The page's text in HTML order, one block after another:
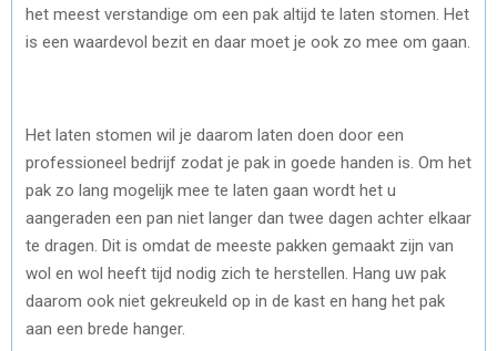
het meest verstandige om een pak altijd te laten stomen. Het
is een waardevol bezit en daar moet je ook zo mee om gaan.
Het laten stomen wil je daarom laten doen door een
professioneel bedrijf zodat je pak in goede handen is. Om het
pak zo lang mogelijk mee te laten gaan wordt het u
aangeraden een pan niet langer dan twee dagen achter elkaar
te dragen. Dit is omdat de meeste pakken gemaakt zijn van
wol en wol heeft tijd nodig zich te herstellen. Hang uw pak
daarom ook niet gekreukeld op in de kast en hang het pak
aan een brede hanger.